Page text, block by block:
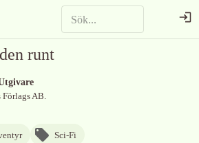
runt
AB.
Sci-Fi